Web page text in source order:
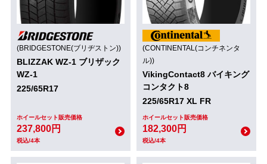
(BRIDGESTONE(ブリヂストン))
BLIZZAK WZ-1 ブリザック
WZ-1
225/65R17
ホイールセット販売価格
237,800円
税込/4本
(CONTINENTAL(コンチネンタ
ル))
VikingContact8 バイキング
コンタクト8
225/65R17 XL FR
ホイールセット販売価格
182,300円
税込/4本